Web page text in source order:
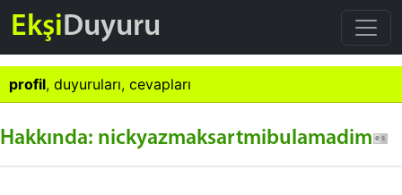
EkşiDuyuru
profil, duyuruları, cevapları
Hakkında: nickyazmaksartmibulamadim